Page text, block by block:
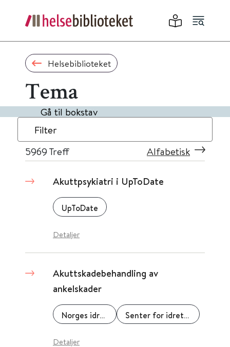
Helsebiblioteket
Tema
Gå til bokstav
Filter
5969 Treff Alfabetisk
Akuttpsykiatri i UpToDate
UpToDate
Detaljer
Akuttskadebehandling av
ankelskader
Norges idrettshøgskole Senter for idrettsskadeforskning
Detaljer